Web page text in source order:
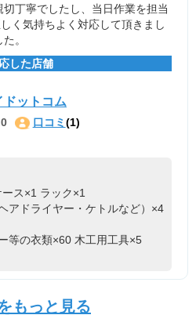
丁寧でしたし、当日作業を担当
く気持ちよく対応して頂きまし
。
した店舗
ドットコム
口コミ (1)
ス×1 ラック×1
アドライヤー・ケトルなど）×4
等の衣類×60 木工用工具×5
もっと見る